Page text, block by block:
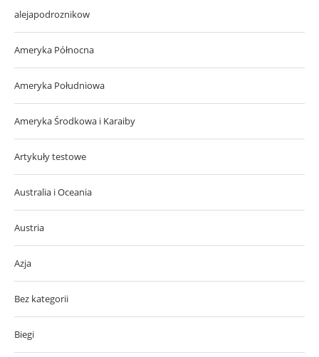
alejapodroznikow
Ameryka Północna
Ameryka Południowa
Ameryka Środkowa i Karaiby
Artykuły testowe
Australia i Oceania
Austria
Azja
Bez kategorii
Biegi